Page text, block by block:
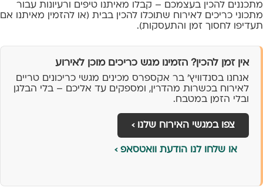
מתכננים להכין בעצמכם – קבלו מאיתנו טיפים ורעיונות עבור
מתכוני כריכים לאירוח שתוכלו להכין בבית (או להזמין מאיתנו אם
תעדיפו לחסוך זמן והתעסקות).
אין זמן להכין? הזמינו מגש כריכים מוכן לאירוע
אנחנו בסנדוויץ' בר אקספרס מכינים מגשי כריכונים טריים
לאירוח בכשרות מהדרין, ומספקים עד אליכם – בלי הבלגן
ובלי הזמן במטבח.
צפו במגשי האירוח שלנו ›
או שלחו לנו הודעת וואטסאפ ›